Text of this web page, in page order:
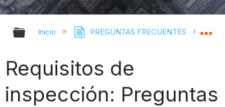
Expandir/contraer jerarquía global
Inicio PREGUNTAS FRECUENTES
Requisitos de
inspección: Preguntas